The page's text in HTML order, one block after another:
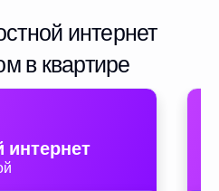
интернет
в квартире